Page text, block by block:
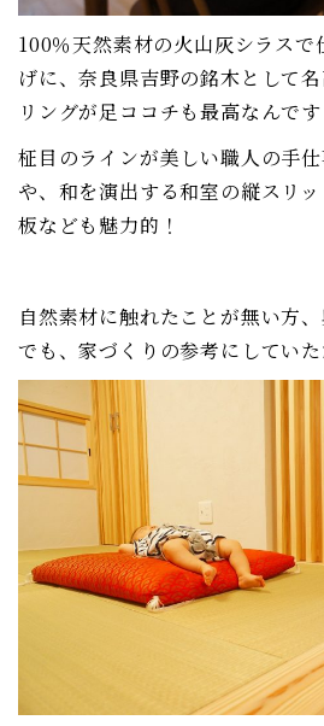
100％天然素材の火山灰シラスで
げに、奈良県吉野の銘木として
リングが足ココチも最高なんです
柾目のラインが美しい職人の手
や、和を演出する和室の縦スリ
板なども魅力的！
自然素材に触れたことが無い方
でも、家づくりの参考にしていた